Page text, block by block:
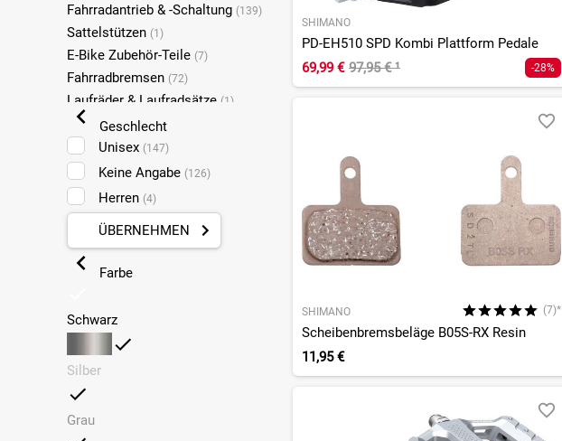
Fahrradantrieb & -Schaltung (139)
Sattelstützen (1)
E-Bike Zubehör-Teile (7)
Fahrradbremsen (72)
Laufräder & Laufradsätze (1)
Fahrradbrillen(6)
Reparatur & Pflege
Fahrradtransport & Aufbewahrung
(1)
Geschlecht
Unisex (147)
Keine Angabe (126)
Herren (4)
ÜBERNEHMEN
Farbe
Schwarz
Silber
Grau
SHIMANO
PD-EH510 SPD Kombi Plattform Pedale
69,99 € 97,95 €¹ -28%
SHIMANO (7)*
Scheibenbremsbeläge B05S-RX Resin
11,95 €